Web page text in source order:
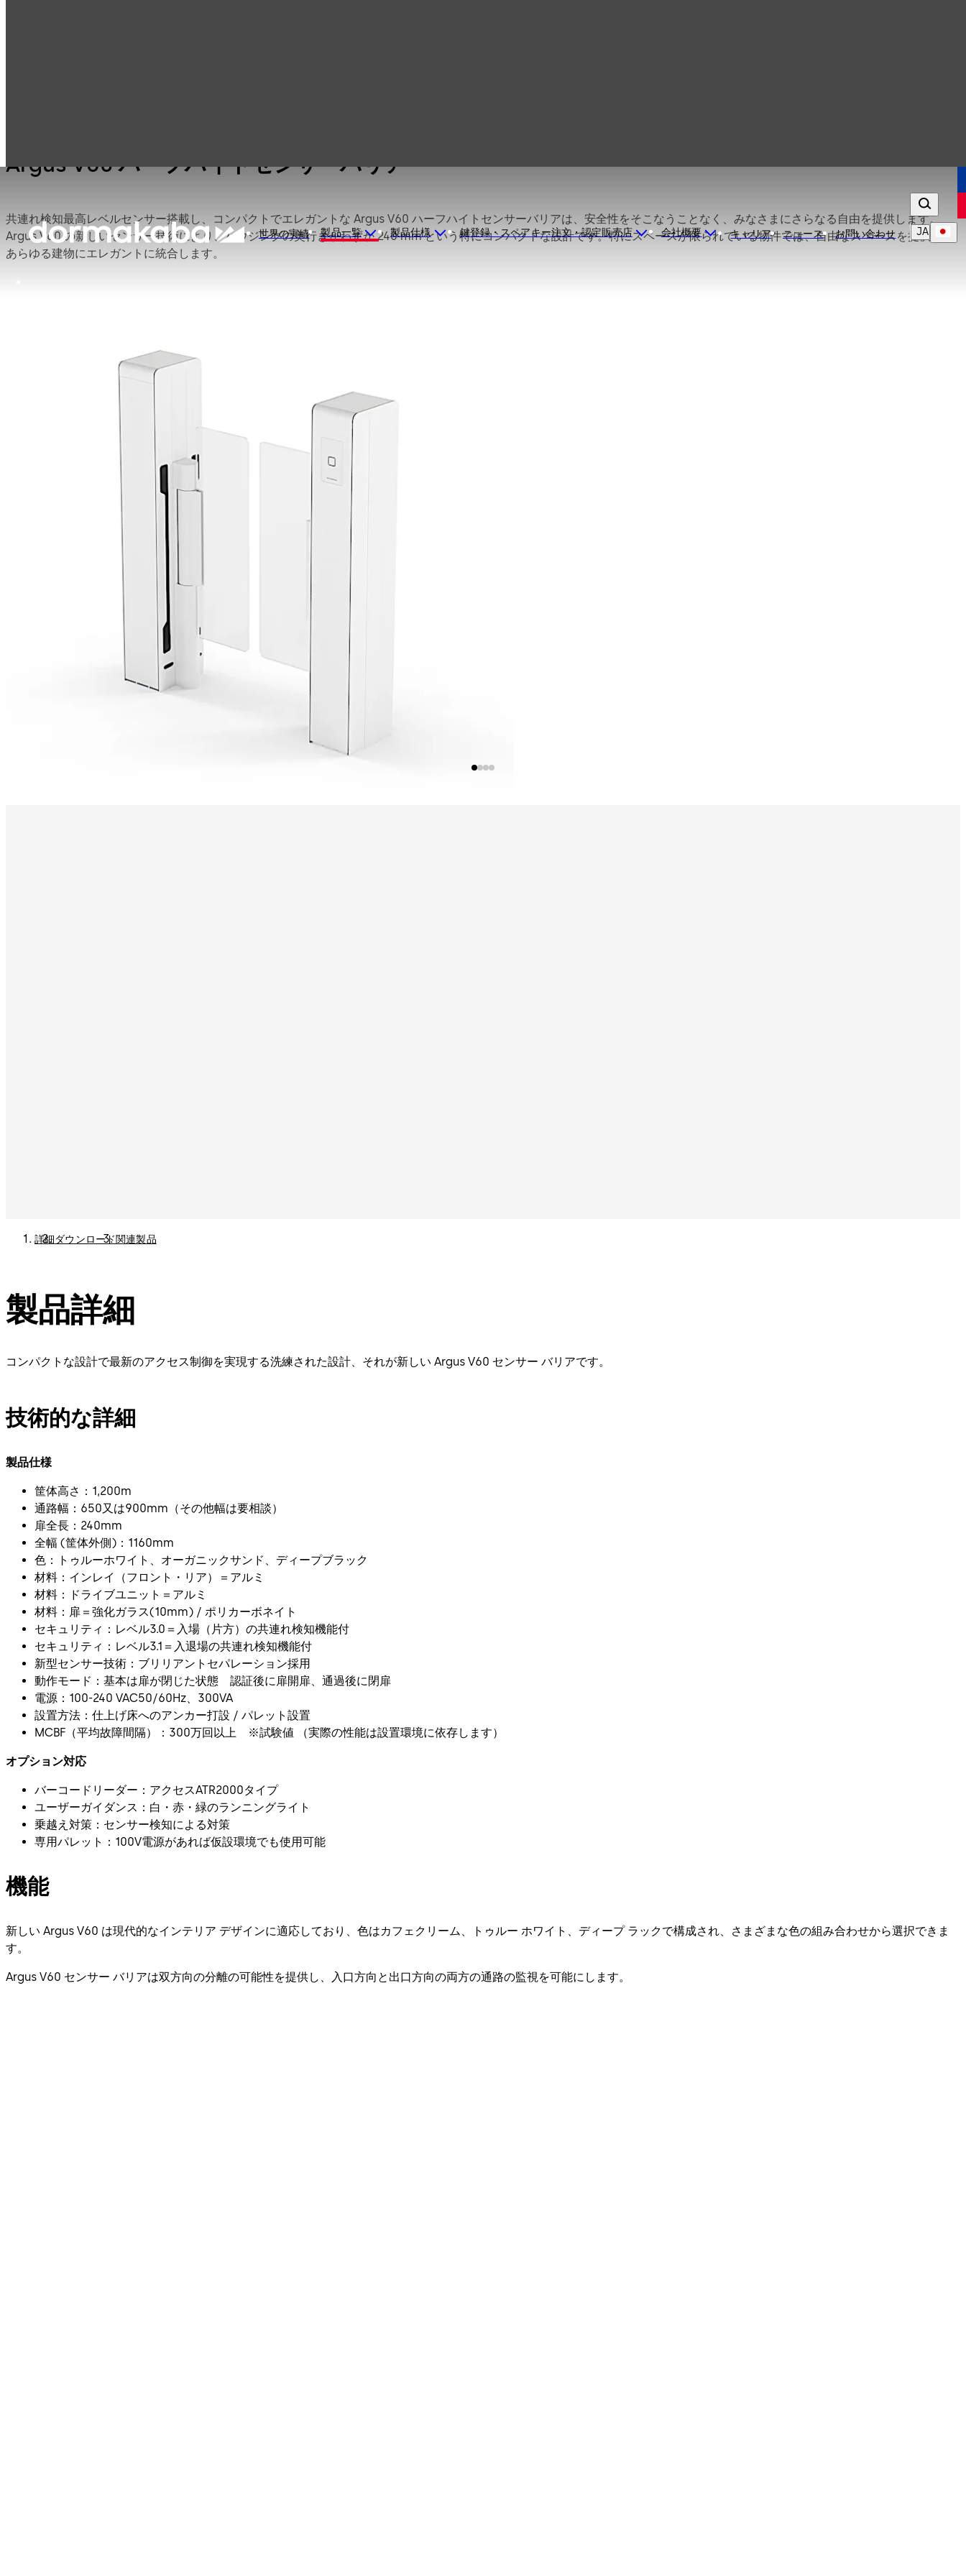
世界の実績 製品一覧 製品仕様 鍵登録・スペアキー注文・認定販売店 会社概要 キャリア ニュース お問い合わせ JA
Argus V60 ハーフハイトセンサーバリア
共連れ検知最高レベルセンサー搭載し、コンパクトでエレガントな Argus V60 ハーフハイトセンサーバリアは、安全性をそこなうことなく、みなさまにさらなる自由を提供します。
Argus V60 の新しいセンサー技術により、ハウジングの奥行きがわずか 240 mm という特にコンパクトな設計です。特にスペースが限られている物件では、自由なスペースを提供し、
あらゆる建物にエレガントに統合します。
詳細ダウンロード関連製品
製品詳細
コンパクトな設計で最新のアクセス制御を実現する洗練された設計、それが新しい Argus V60 センサー バリアです。
技術的な詳細
製品仕様
筐体高さ：1,200m
通路幅：650又は900mm（その他幅は要相談）
扉全長：240mm
全幅 (筐体外側)：1160mm
色：トゥルーホワイト、オーガニックサンド、ディープブラック
材料：インレイ（フロント・リア）＝アルミ
材料：ドライブユニット＝アルミ
材料：扉＝強化ガラス(10mm) / ポリカーボネイト
セキュリティ：レベル3.0＝入場（片方）の共連れ検知機能付
セキュリティ：レベル3.1＝入退場の共連れ検知機能付
新型センサー技術：ブリリアントセパレーション採用
動作モード：基本は扉が閉じた状態 認証後に扉開扉、通過後に閉扉
電源：100-240 VAC50/60Hz、300VA
設置方法：仕上げ床へのアンカー打設 / パレット設置
MCBF（平均故障間隔）：300万回以上 ※試験値 （実際の性能は設置環境に依存します）
オプション対応
バーコードリーダー：アクセスATR2000タイプ
ユーザーガイダンス：白・赤・緑のランニングライト
乗越え対策：センサー検知による対策
専用パレット：100V電源があれば仮設環境でも使用可能
機能
新しい Argus V60 は現代的なインテリア デザインに適応しており、色はカフェクリーム、トゥルー ホワイト、ディープ ラックで構成され、さまざまな色の組み合わせから選択できま
す。
Argus V60 センサー バリアは双方向の分離の可能性を提供し、入口方向と出口方向の両方の通路の監視を可能にします。